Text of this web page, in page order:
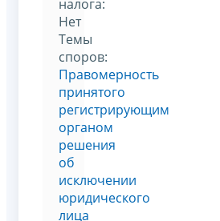
налога:
Нет
Темы
споров:
Правомерность
принятого
регистрирующим
органом
решения
об
исключении
юридического
лица